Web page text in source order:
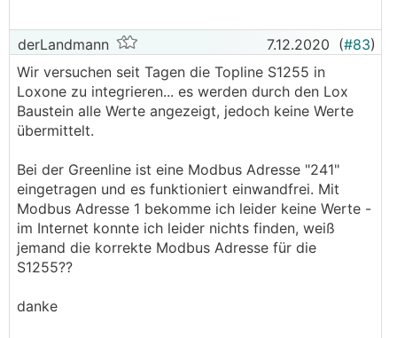
derLandmann 7.12.2020 (#83)
Wir versuchen seit Tagen die Topline S1255 in
Loxone zu integrieren... es werden durch den Lox
Baustein alle Werte angezeigt, jedoch keine Werte
übermittelt.
Bei der Greenline ist eine Modbus Adresse "241"
eingetragen und es funktioniert einwandfrei. Mit
Modbus Adresse 1 bekomme ich leider keine Werte -
im Internet konnte ich leider nichts finden, weiß
jemand die korrekte Modbus Adresse für die
S1255??
danke